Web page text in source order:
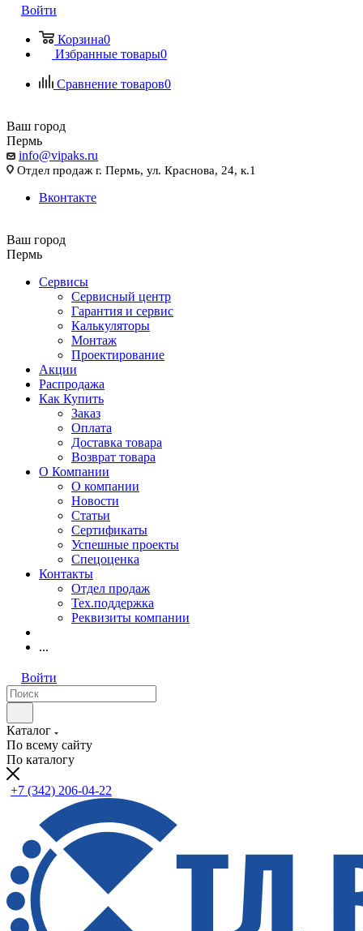
Войти
Корзина0
Избранные товары0
Сравнение товаров0
Ваш город
Пермь
info@vipaks.ru
Отдел продаж г. Пермь, ул. Краснова, 24, к.1
Вконтакте
Ваш город
Пермь
Сервисы
Сервисный центр
Гарантия и сервис
Калькуляторы
Монтаж
Проектирование
Акции
Распродажа
Как Купить
Заказ
Оплата
Доставка товара
Возврат товара
О Компании
О компании
Новости
Статьи
Сертификаты
Успешные проекты
Спецоценка
Контакты
Отдел продаж
Тех.поддержка
Реквизиты компании
...
Войти
Каталог
По всему сайту
По каталогу
+7 (342) 206-04-22